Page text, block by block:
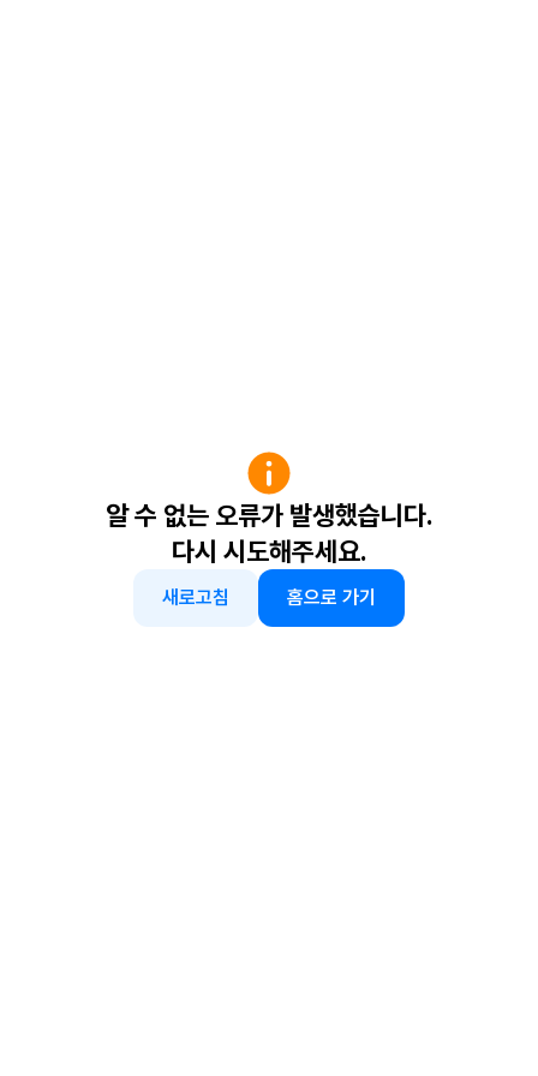
알 수 없는 오류가 발생했습니다.
다시 시도해주세요.
새로고침 홈으로 가기